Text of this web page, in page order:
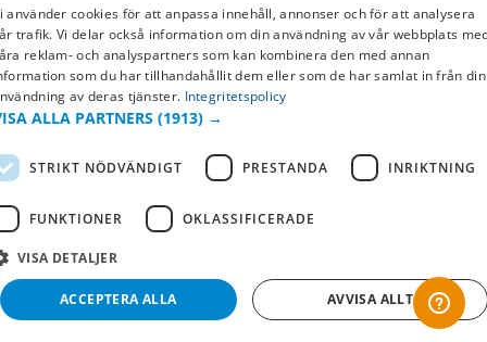
SWEDISH
FI
använder cookies för att anpassa innehåll, annonser och för att analysera
trafik. Vi delar också information om din användning av vår webbplats
reklam- och analyspartners som kan kombinera den med annan
som du har tillhandahållit dem eller som de har samlat in från din
av deras tjänster. Integritetspolicy
ALLA PARTNERS (1913) →
STRIKT NÖDVÄNDIGT PRESTANDA INRIKTNING
FUNKTIONER OKLASSIFICERADE
VISA DETALJER
ACCEPTERA ALLA AVVISA ALLT